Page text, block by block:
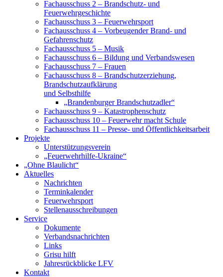
Fachausschuss 2 – Brandschutz- und
Feuerwehrgeschichte
Fachausschuss 3 – Feuerwehrsport
Fachausschuss 4 – Vorbeugender Brand- und
Gefahrenschutz
Fachausschuss 5 – Musik
Fachausschuss 6 – Bildung und Verbandswesen
Fachausschuss 7 – Frauen
Fachausschuss 8 – Brandschutzerziehung,
Brandschutzaufklärung
und Selbsthilfe
„Brandenburger Brandschutzadler“
Fachausschuss 9 – Katastrophenschutz
Fachausschuss 10 – Feuerwehr macht Schule
Fachausschuss 11 – Presse- und Öffentlichkeitsarbeit
Projekte
Unterstützungsverein
„Feuerwehrhilfe-Ukraine“
„Ohne Blaulicht“
Aktuelles
Nachrichten
Terminkalender
Feuerwehrsport
Stellenausschreibungen
Service
Dokumente
Verbandsnachrichten
Links
Grisu hilft
Jahresrückblicke LFV
Kontakt